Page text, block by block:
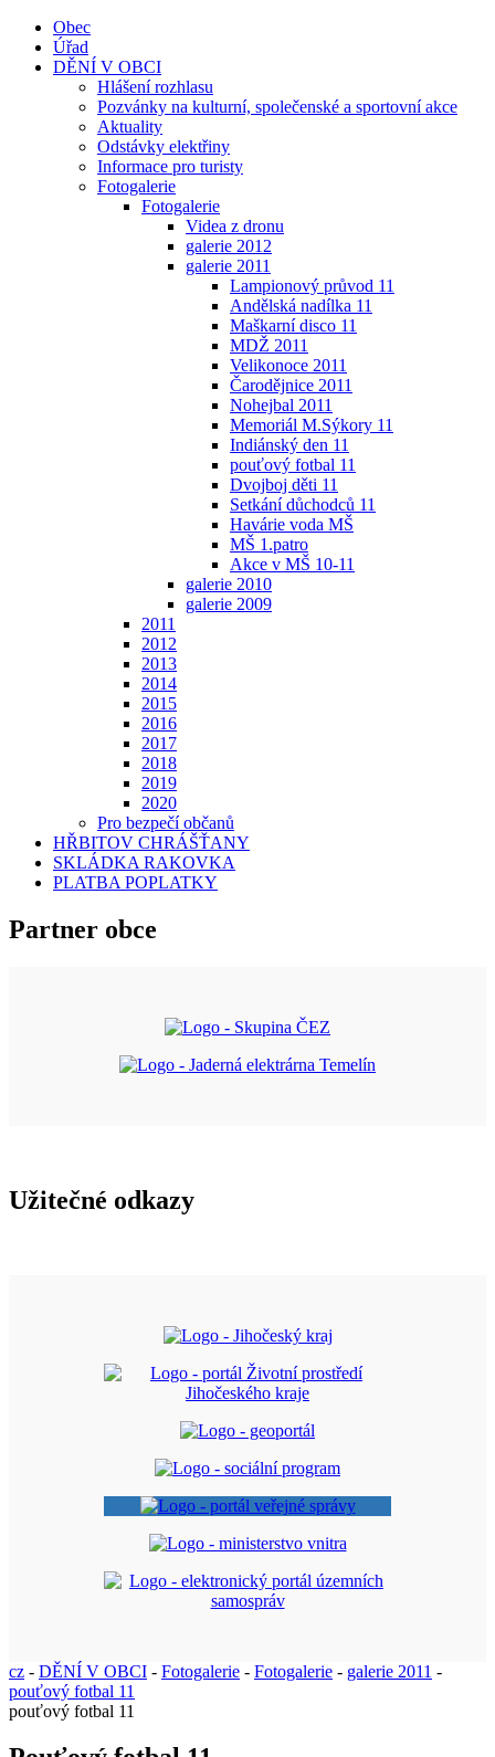
Obec
Úřad
DĚNÍ V OBCI
Hlášení rozhlasu
Pozvánky na kulturní, společenské a sportovní akce
Aktuality
Odstávky elektřiny
Informace pro turisty
Fotogalerie
Fotogalerie
Videa z dronu
galerie 2012
galerie 2011
Lampionový průvod 11
Andělská nadílka 11
Maškarní disco 11
MDŽ 2011
Velikonoce 2011
Čarodějnice 2011
Nohejbal 2011
Memoriál M.Sýkory 11
Indiánský den 11
pouťový fotbal 11
Dvojboj děti 11
Setkání důchodců 11
Havárie voda MŠ
MŠ 1.patro
Akce v MŠ 10-11
galerie 2010
galerie 2009
2011
2012
2013
2014
2015
2016
2017
2018
2019
2020
Pro bezpečí občanů
HŘBITOV CHRÁŠŤANY
SKLÁDKA RAKOVKA
PLATBA POPLATKY
Partner obce
Užitečné odkazy
cz - DĚNÍ V OBCI - Fotogalerie - Fotogalerie - galerie 2011 -
pouťový fotbal 11
pouťový fotbal 11